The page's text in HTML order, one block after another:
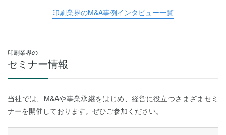
印刷業界のM&A事例インタビュー一覧
印刷業界の
セミナー情報
当社では、M&Aや事業承継をはじめ、経営に役立つさまざまセミ
ナーを開催しております。ぜひご参加ください。